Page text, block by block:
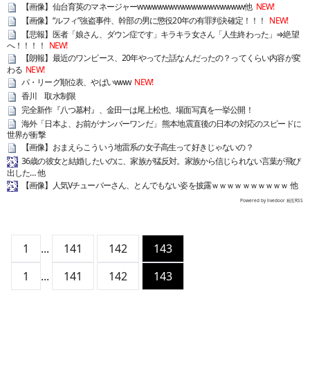
【画像】仙台育英のマネージャーwwwwwwwwwwwwwwwwwww他 NEW!
【画像】“ルフィ”強盗事件、幹部の男に懲役20年の有罪判決確定！！！ NEW!
【悲報】医者「娘さん、ダウン症です」キラキラ女さん「人生終わった」⇒絶望
へ！！！！ NEW!
【朗報】最近のワンピース、20年やってた話なんだったの？ってくらい内容が変
わる NEW!
パ・リーグ順位表、やばいwww NEW!
香川 取水制限
完全新作『八つ墓村』、金田一は尾上松也、場面写真を一挙公開！
海外「日本よ、お前がナンバーワンだ」 熊本地震直後の日本の対応のスピードに
世界が衝撃
【画像】おまえらこういう地雷系の女子高生って好きじゃないの？
36歳の彼女と結婚したいのに、家族が猛反対。家族から信じられない言葉が飛び
出した… 他
【画像】人気Vチューバーさん、とんでもない姿を披露ｗｗｗｗｗｗｗｗｗｗ 他
Powered by livedoor 相互RSS
1 ... 141 142
143
1
... 141 142 143